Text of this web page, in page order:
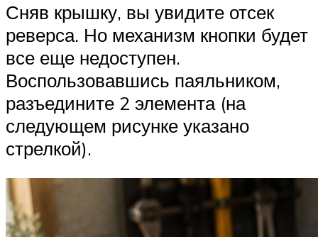
Сняв крышку, вы увидите отсек
реверса. Но механизм кнопки будет
все еще недоступен.
Воспользовавшись паяльником,
разъедините 2 элемента (на
следующем рисунке указано
стрелкой).